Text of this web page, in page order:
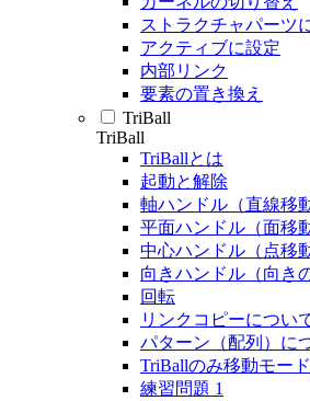
ストラクチャパーツ
アクティブに設定
内部リンク
要素の置き換え
TriBall
TriBall
TriBallとは
起動と解除
軸ハンドル（直線移
平面ハンドル（面移
中心ハンドル（点移
向きハンドル（向き
回転
リンクコピーについ
パターン（配列）に
TriBallのみ移動モード
練習問題 1